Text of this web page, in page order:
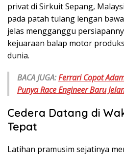
privat di Sirkuit Sepang,
pada patah tulang lengan
jelas mengganggu
kejuaraan balap motor
dunia.
BACA JUGA:Ferrari Copot
Punya Race Engineer Baru
Cedera Datang di
Tepat
Latihan pramusim sejatinya